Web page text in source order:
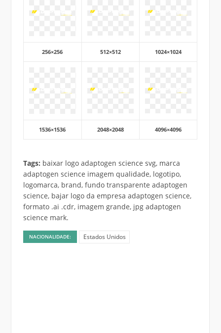
256×256 512×512 1024×1024
1536×1536 2048×2048 4096×4096
Tags: baixar logo adaptogen science svg, marca
adaptogen science imagem qualidade, logotipo,
logomarca, brand, fundo transparente adaptogen
science, bajar logo da empresa adaptogen science,
formato .ai .cdr, imagem grande, jpg adaptogen
science mark.
NACIONALIDADE: Estados Unidos